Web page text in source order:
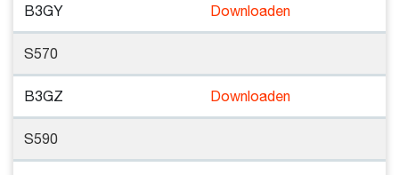
B3GY Downloaden
S570
B3GZ Downloaden
S590